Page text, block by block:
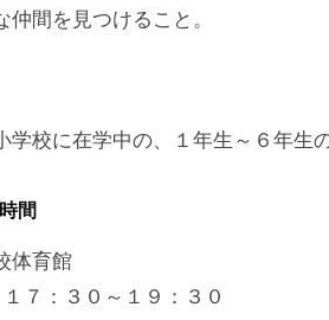
仲間を見つけること。
学校に在学中の、１年生～６年生
間
体育館
７：３０～１９：３０